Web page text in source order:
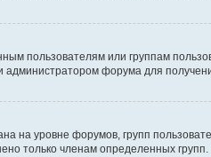
пользователям или группам
форума для
на уровне форумов, групп
только членам определенных